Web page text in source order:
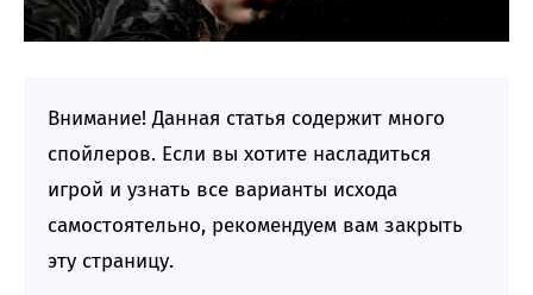
Внимание! Данная статья содержит много
спойлеров. Если вы хотите насладиться
игрой и узнать все варианты исхода
самостоятельно, рекомендуем вам закрыть
эту страницу.